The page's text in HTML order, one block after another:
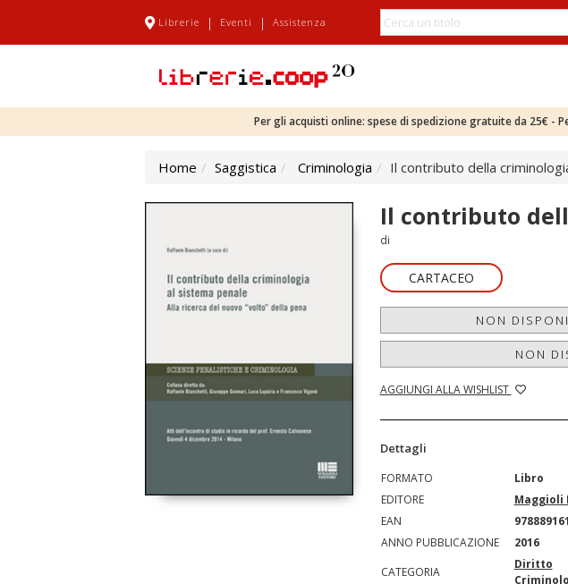
Librerie | Eventi | Assistenza
Per gli acquisti online: spese di spedizione gratuite da 25€ -
Home Saggistica Criminologia Il contributo della
Il contributo
di
CARTACEO
NON
NON
AGGIUNGI ALLA WISHLIST
Dettagli
FORMATO
Libro
EDITORE
Maggioli
EAN
ANNO PUBBLICAZIONE
2016
CATEGORIA
Diritto